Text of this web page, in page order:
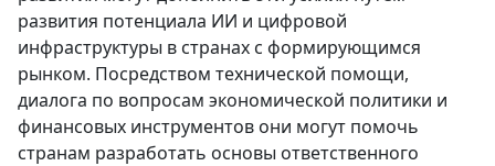
развития потенциала ИИ и цифровой
инфраструктуры в странах с формирующимся
рынком. Посредством технической помощи,
диалога по вопросам экономической политики и
финансовых инструментов они могут помочь
странам разработать основы ответственного